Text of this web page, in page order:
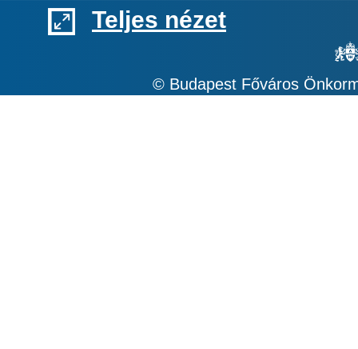
Teljes nézet
© Budapest Főváros